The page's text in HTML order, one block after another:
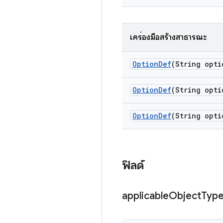
เครื่องมือสร้างสาธารณะ
OptionDef(String
OptionDef(String
OptionDef(String
ฟิลด์
applicableObject